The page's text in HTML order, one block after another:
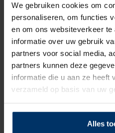
We gebruiken cookies om
personaliseren, om functies
en om ons websiteverkeer
informatie over uw gebruik
partners voor social media,
partners kunnen deze
informatie die u aan ze heeft
verzameld op basis van uw
Alles
assortiment lage en hoge S3
bouw. Schütze Bau Profi
comfortabel. Dit zorgt dat ze
werkdag optimaal
werkomstandigheden.
Schütze Stahlbau Profi
voor metaalbewerking
De Schütze Stahlbau Profi-lijn
werknemers in de
Deze lasschoenen hebben